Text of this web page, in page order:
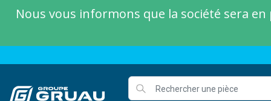
Nous vous informons que la société sera